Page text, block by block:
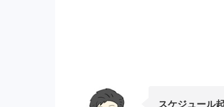
スケジュール